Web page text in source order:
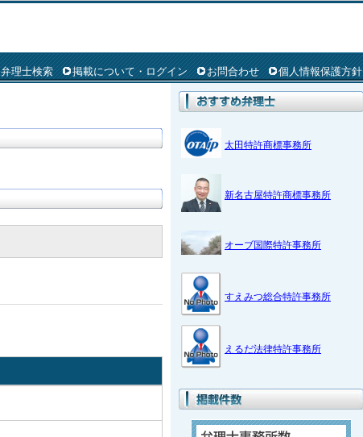
弁理士検索 掲載について・ログイン お問合わせ 個人情報保護方針
太田特許商標事務所
新名古屋特許商標事務所
オーブ国際特許事務所
すえみつ総合特許事務所
えるだ法律特許事務所